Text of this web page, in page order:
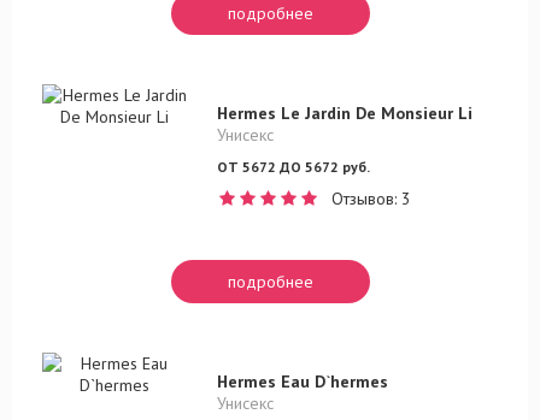
подробнее
Hermes Le Jardin De Monsieur Li
Унисекс
ОТ 5672 ДО 5672 руб.
Отзывов: 3
подробнее
Hermes Eau D`hermes
Унисекс